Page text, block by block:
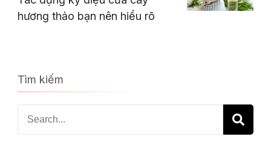
hương thảo bạn nên hiểu rõ
Tìm kiếm
Search
for: